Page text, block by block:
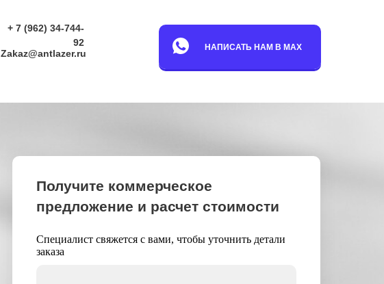
НАПИСАТЬ НАМ В MAX
+ 7 (962) 34-744-
92
Zakaz@antlazer.ru
Получите коммерческое
предложение и расчет стоимости
Специалист свяжется с вами, чтобы уточнить детали
заказа